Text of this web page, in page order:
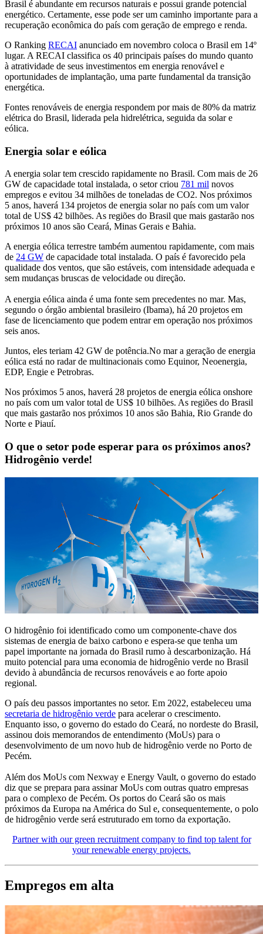
Brasil é abundante em recursos naturais e possui grande potencial
energético. Certamente, esse pode ser um caminho importante para a
recuperação econômica do país com geração de emprego e renda.
O Ranking RECAI anunciado em novembro coloca o Brasil em 14º
lugar. A RECAI classifica os 40 principais países do mundo quanto
à atratividade de seus investimentos em energia renovável e
oportunidades de implantação, uma parte fundamental da transição
energética.
Fontes renováveis ​​de energia respondem por mais de 80% da matriz
elétrica do Brasil, liderada pela hidrelétrica, seguida da solar e
eólica.
Energia solar e eólica
A energia solar tem crescido rapidamente no Brasil. Com mais de 26
GW de capacidade total instalada, o setor criou 781 mil novos
empregos e evitou 34 milhões de toneladas de CO2. Nos próximos
5 anos, haverá 134 projetos de energia solar no país com um valor
total de US$ 42 bilhões. As regiões do Brasil que mais gastarão nos
próximos 10 anos são Ceará, Minas Gerais e Bahia.
A energia eólica terrestre também aumentou rapidamente, com mais
de 24 GW de capacidade total instalada. O país é favorecido pela
qualidade dos ventos, que são estáveis, com intensidade adequada e
sem mudanças bruscas de velocidade ou direção.
A energia eólica ainda é uma fonte sem precedentes no mar. Mas,
segundo o órgão ambiental brasileiro (Ibama), há 20 projetos em
fase de licenciamento que podem entrar em operação nos próximos
seis anos.
Juntos, eles teriam 42 GW de potência.No mar a geração de energia
eólica está no radar de multinacionais como Equinor, Neoenergia,
EDP, Engie e Petrobras.
Nos próximos 5 anos, haverá 28 projetos de energia eólica onshore
no país com um valor total de US$ 10 bilhões. As regiões do Brasil
que mais gastarão nos próximos 10 anos são Bahia, Rio Grande do
Norte e Piauí.
O que o setor pode esperar para os próximos anos?
Hidrogênio verde!
O hidrogênio foi identificado como um componente-chave dos
sistemas de energia de baixo carbono e espera-se que tenha um
papel importante na jornada do Brasil rumo à descarbonização. Há
muito potencial para uma economia de hidrogênio verde no Brasil
devido à abundância de recursos renováveis ​​e ao forte apoio
regional.
O país deu passos importantes no setor. Em 2022, estabeleceu uma
secretaria de hidrogênio verde para acelerar o crescimento.
Enquanto isso, o governo do estado do Ceará, no nordeste do Brasil,
assinou dois memorandos de entendimento (MoUs) para o
desenvolvimento de um novo hub de hidrogênio verde no Porto de
Pecém.
Além dos MoUs com Nexway e Energy Vault, o governo do estado
diz que se prepara para assinar MoUs com outras quatro empresas
para o complexo de Pecém. Os portos do Ceará são os mais
próximos da Europa na América do Sul e, consequentemente, o polo
de hidrogênio verde será estruturado em torno da exportação.
Partner with our green recruitment company to find top talent for
your renewable energy projects.
Empregos em alta